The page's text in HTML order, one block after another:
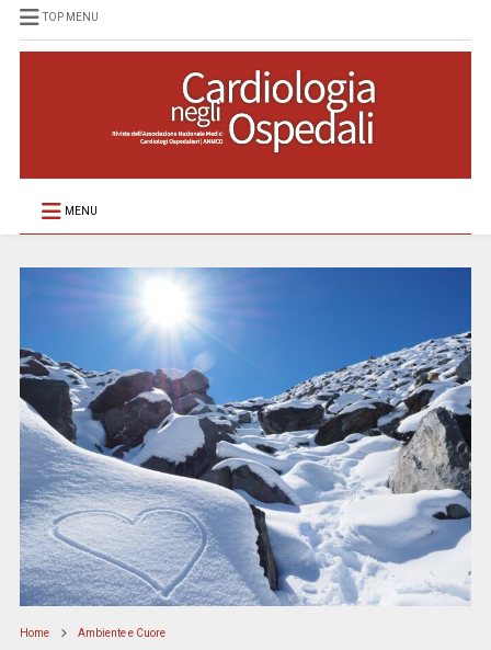
TOP MENU
MENU
Home Ambiente e Cuore